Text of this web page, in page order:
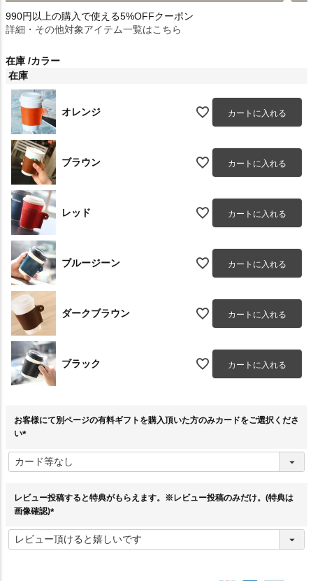
990円以上の購入で使える5%OFFクーポン
詳細・その他対象アイテム一覧はこちら
在庫 カラー
在庫
オレンジ カートに入れる
ブラウン カートに入れる
レッド カートに入れる
ブルージーン カートに入れる
ダークブラウン カートに入れる
ブラック カートに入れる
お客様にて別ページの有料ギフトを購入頂いた方のみカードをご選択くださ
い
必
須
レビュー投稿すると特典がもらえます。※レビュー投稿のみだけ。(特典は
画像確認)
必
須